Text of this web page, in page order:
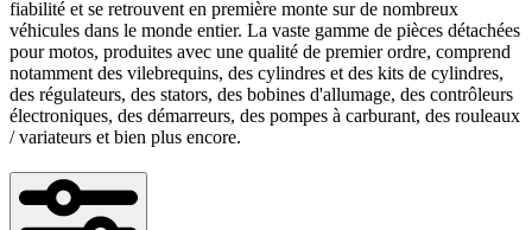
fiabilité et se retrouvent en première monte sur de nombreux
véhicules dans le monde entier. La vaste gamme de pièces détachées
pour motos, produites avec une qualité de premier ordre, comprend
notamment des vilebrequins, des cylindres et des kits de cylindres,
des régulateurs, des stators, des bobines d'allumage, des contrôleurs
électroniques, des démarreurs, des pompes à carburant, des rouleaux
/ variateurs et bien plus encore.